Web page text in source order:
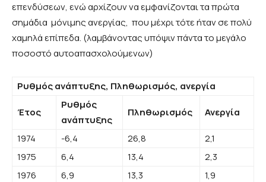
επενδύσεων, ενώ αρχίζουν να εμφανίζονται τα πρώτα
σημάδια μόνιμης ανεργίας, που μέχρι τότε ήταν σε πολύ
χαμηλά επίπεδα. (λαμβάνοντας υπόψιν πάντα το μεγάλο
ποσοστό αυτοαπασχολούμενων)
Ρυθμός ανάπτυξης, Πληθωρισμός, ανεργία
Έτος
Ρυθμός
ανάπτυξης
Πληθωρισμός Ανεργία
1974 -6,4 26,8
2,1
1975
6,4 13,4
2,3
1976
6,9 13,3
1,9